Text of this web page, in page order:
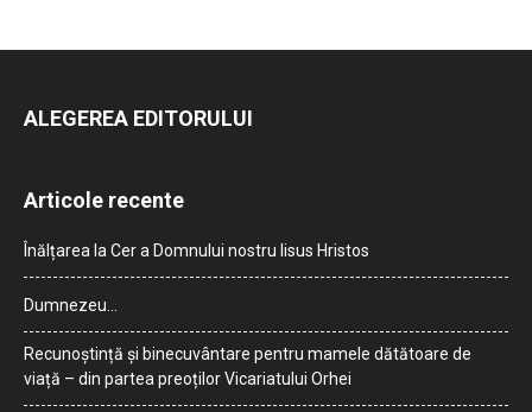
ALEGEREA EDITORULUI
Articole recente
Înălțarea la Cer a Domnului nostru Iisus Hristos
Dumnezeu…
Recunoștință și binecuvântare pentru mamele dătătoare de
viață – din partea preoților Vicariatului Orhei